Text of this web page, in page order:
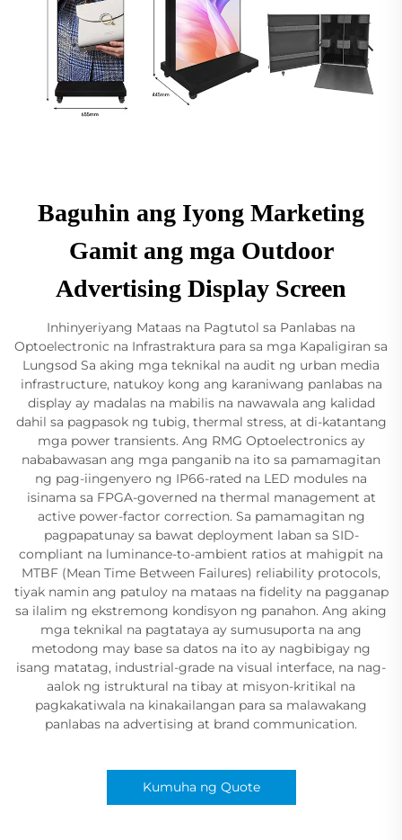
Baguhin ang Iyong Marketing
Gamit ang mga Outdoor
Advertising Display Screen
Inhinyeriyang Mataas na Pagtutol sa Panlabas na
Optoelectronic na Infrastraktura para sa mga Kapaligiran sa
Lungsod Sa aking mga teknikal na audit ng urban media
infrastructure, natukoy kong ang karaniwang panlabas na
display ay madalas na mabilis na nawawala ang kalidad
dahil sa pagpasok ng tubig, thermal stress, at di-katantang
mga power transients. Ang RMG Optoelectronics ay
nababawasan ang mga panganib na ito sa pamamagitan
ng pag-iingenyero ng IP66-rated na LED modules na
isinama sa FPGA-governed na thermal management at
active power-factor correction. Sa pamamagitan ng
pagpapatunay sa bawat deployment laban sa SID-
compliant na luminance-to-ambient ratios at mahigpit na
MTBF (Mean Time Between Failures) reliability protocols,
tiyak namin ang patuloy na mataas na fidelity na pagganap
sa ilalim ng ekstremong kondisyon ng panahon. Ang aking
mga teknikal na pagtataya ay sumusuporta na ang
metodong may base sa datos na ito ay nagbibigay ng
isang matatag, industrial-grade na visual interface, na nag-
aalok ng istruktural na tibay at misyon-kritikal na
pagkakatiwala na kinakailangan para sa malawakang
panlabas na advertising at brand communication.
Kumuha ng Quote